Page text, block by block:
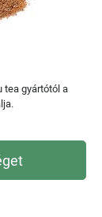
tea gyártótól a